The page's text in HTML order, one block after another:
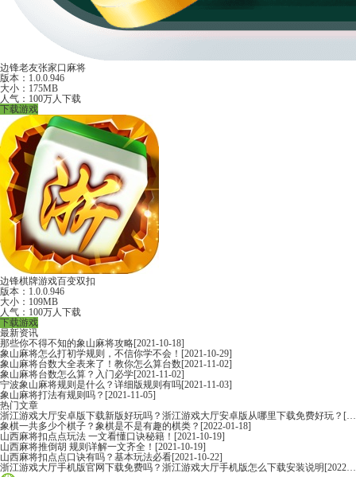
边锋老友张家口麻将
版本：1.0.0.946
大小：175MB
人气：100万人下载
下载游戏
边锋棋牌游戏百变双扣
版本：1.0.0.946
大小：109MB
人气：100万人下载
下载游戏
最新资讯
那些你不得不知的象山麻将攻略[2021-10-18]
象山麻将怎么打初学规则，不信你学不会！ [2021-10-29]
象山麻将台数大全表来了！教你怎么算台数[2021-11-02]
象山麻将台数怎么算？入门必学[2021-11-02]
宁波象山麻将规则是什么？详细版规则有吗[2021-11-03]
象山麻将打法有规则吗？ [2021-11-05]
热门文章
浙江游戏大厅安卓版下载新版好玩吗？浙江游戏大厅安卓版从哪里下载免费好玩？ [2022-06-16]
象棋一共多少个棋子？象棋是不是有趣的棋类？ [2022-01-18]
山西麻将扣点点玩法 一文看懂口诀秘籍！ [2021-10-19]
山西麻将推倒胡 规则详解一文齐全！ [2021-10-19]
山西麻将扣点点口诀有吗？基本玩法必看[2021-10-22]
浙江游戏大厅手机版官网下载免费吗？浙江游戏大厅手机版怎么下载安装说明 [2022-06-16]